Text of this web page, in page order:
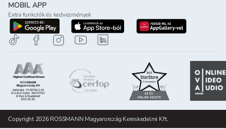
MOBIL APP
Extra funkciók és kedvezmények
letöltés a google-play-rölletöltés az app-store-ból
letöltés
Copyright 2026 ROSSMANN Magyarország Kereskedelmi Kft.